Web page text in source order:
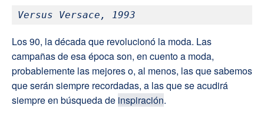
Versus Versace, 1993
Los 90, la década que revolucionó la moda. Las
campañas de esa época son, en cuento a moda,
probablemente las mejores o, al menos, las que sabemos
que serán siempre recordadas, a las que se acudirá
siempre en búsqueda de inspiración.